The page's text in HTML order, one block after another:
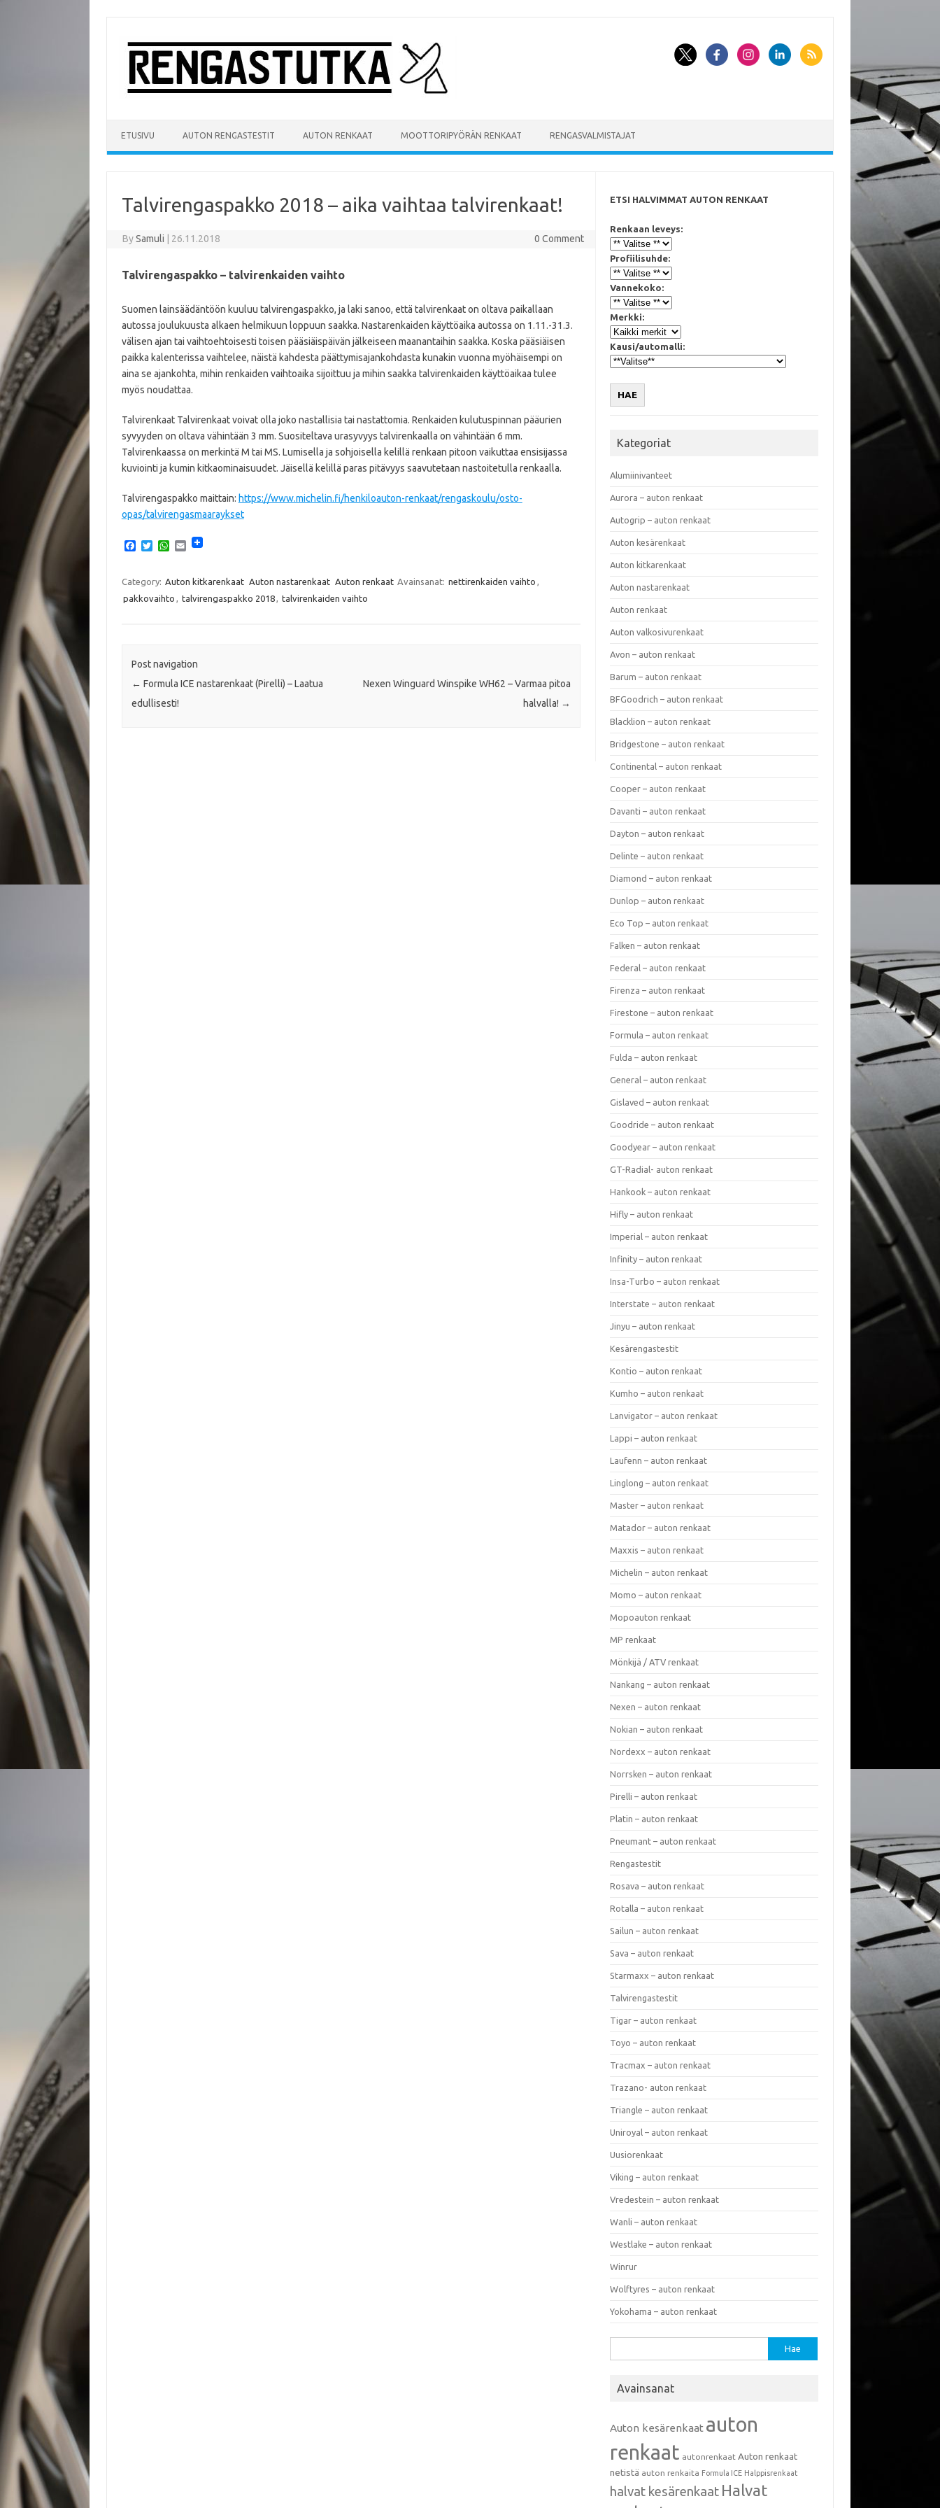
content
ETUSIVU AUTON RENGASTESTIT AUTON RENKAAT MOOTTORIPYÖRÄN RENKAAT RENGASVALMISTAJAT
Talvirengaspakko 2018 – aika vaihtaa talvirenkaat!
BySamuli 26.11.2018 0 Comment
Talvirengaspakko – talvirenkaiden vaihto
Suomen lainsäädäntöön kuuluu talvirengaspakko, ja laki sanoo, että talvirenkaat on oltava paikallaan
autossa joulukuusta alkaen helmikuun loppuun saakka. Nastarenkaiden käyttöaika autossa on 1.11.-31.3.
välisen ajan tai vaihtoehtoisesti toisen pääsiäispäivän jälkeiseen maanantaihin saakka. Koska pääsiäisen
paikka kalenterissa vaihtelee, näistä kahdesta päättymisajankohdasta kunakin vuonna myöhäisempi on
aina se ajankohta, mihin renkaiden vaihtoaika sijoittuu ja mihin saakka talvirenkaiden käyttöaikaa tulee
myös noudattaa.
Talvirenkaat Talvirenkaat voivat olla joko nastallisia tai nastattomia. Renkaiden kulutuspinnan pääurien
syvyyden on oltava vähintään 3 mm. Suositeltava urasyvyys talvirenkaalla on vähintään 6 mm.
Talvirenkaassa on merkintä M tai MS. Lumisella ja sohjoisella kelillä renkaan pitoon vaikuttaa ensisijassa
kuviointi ja kumin kitkaominaisuudet. Jäisellä kelillä paras pitävyys saavutetaan nastoitetulla renkaalla.
Talvirengaspakko maittain: https://www.michelin.fi/henkiloauton-renkaat/rengaskoulu/osto-
opas/talvirengasmaaraykset
F
e
b
o
T
t
t
e
W
t
A
E
i
Category: Auton kitkarenkaat Auton nastarenkaat Auton renkaat Avainsanat: nettirenkaiden vaihto ,
pakkovaihto , talvirengaspakko 2018, talvirenkaiden vaihto
Post navigation
← Formula ICE nastarenkaat (Pirelli) – Laatua
edullisesti!
Nexen Winguard Winspike WH62 – Varmaa pitoa
halvalla! →
ETSI HALVIMMAT AUTON RENKAAT
Renkaan leveys:
Profiilisuhde:
Vannekoko:
Merkki:
Kausi/automalli:
HAE
Kategoriat
Alumiinivanteet
Aurora – auton renkaat
Autogrip – auton renkaat
Auton kesärenkaat
Auton kitkarenkaat
Auton nastarenkaat
Auton renkaat
Auton valkosivurenkaat
Avon – auton renkaat
Barum – auton renkaat
BFGoodrich – auton renkaat
Blacklion – auton renkaat
Bridgestone – auton renkaat
Continental – auton renkaat
Cooper – auton renkaat
Davanti – auton renkaat
Dayton – auton renkaat
Delinte – auton renkaat
Diamond – auton renkaat
Dunlop – auton renkaat
Eco Top – auton renkaat
Falken – auton renkaat
Federal – auton renkaat
Firenza – auton renkaat
Firestone – auton renkaat
Formula – auton renkaat
Fulda – auton renkaat
General – auton renkaat
Gislaved – auton renkaat
Goodride – auton renkaat
Goodyear – auton renkaat
GT-Radial- auton renkaat
Hankook – auton renkaat
Hifly – auton renkaat
Imperial – auton renkaat
Infinity – auton renkaat
Insa-Turbo – auton renkaat
Interstate – auton renkaat
Jinyu – auton renkaat
Kesärengastestit
Kontio – auton renkaat
Kumho – auton renkaat
Lanvigator – auton renkaat
Lappi – auton renkaat
Laufenn – auton renkaat
Linglong – auton renkaat
Master – auton renkaat
Matador – auton renkaat
Maxxis – auton renkaat
Michelin – auton renkaat
Momo – auton renkaat
Mopoauton renkaat
MP renkaat
Mönkijä / ATV renkaat
Nankang – auton renkaat
Nexen – auton renkaat
Nokian – auton renkaat
Nordexx – auton renkaat
Norrsken – auton renkaat
Pirelli – auton renkaat
Platin – auton renkaat
Pneumant – auton renkaat
Rengastestit
Rosava – auton renkaat
Rotalla – auton renkaat
Sailun – auton renkaat
Sava – auton renkaat
Starmaxx – auton renkaat
Talvirengastestit
Tigar – auton renkaat
Toyo – auton renkaat
Tracmax – auton renkaat
Trazano- auton renkaat
Triangle – auton renkaat
Uniroyal – auton renkaat
Uusiorenkaat
Viking – auton renkaat
Vredestein – auton renkaat
Wanli – auton renkaat
Westlake – auton renkaat
Winrur
Wolftyres – auton renkaat
Yokohama – auton renkaat
Avainsanat
Auton kesärenkaat auton
renkaat autonrenkaat Auton renkaat
netistä auton renkaita Formula ICE Halppisrenkaat
halvat kesärenkaat Halvat